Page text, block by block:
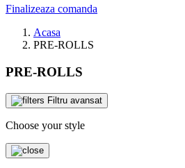
Finalizeaza comanda
Acasa
PRE-ROLLS
PRE-ROLLS
Filtru avansat
Choose your style